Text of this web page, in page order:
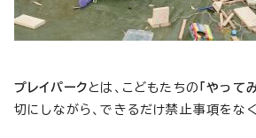
プレイパーク とは、こどもたちの 「やって
切にしながら、できるだけ禁止事項をな